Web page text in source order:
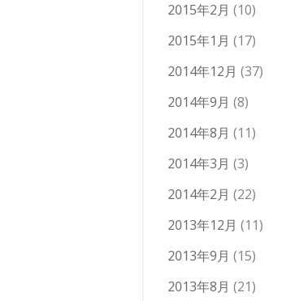
2015年2月 (10)
2015年1月 (17)
2014年12月 (37)
2014年9月 (8)
2014年8月 (11)
2014年3月 (3)
2014年2月 (22)
2013年12月 (11)
2013年9月 (15)
2013年8月 (21)